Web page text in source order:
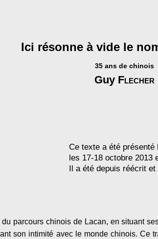
Ici résonne à vide le
35 ans de chinois
Guy Flecher
parcours chinois de Lacan, en situant
son intimité avec le monde chinois. Ce
Ce texte a été
les 17-18 octobre 2013
Il a été depuis réécrit et